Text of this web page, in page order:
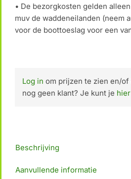
• De bezorgkosten gelden
muv de waddeneilanden (neem
voor de boottoeslag voor een
Log in om prijzen te zien en/
nog geen klant? Je kunt je
Beschrijving
Aanvullende informatie